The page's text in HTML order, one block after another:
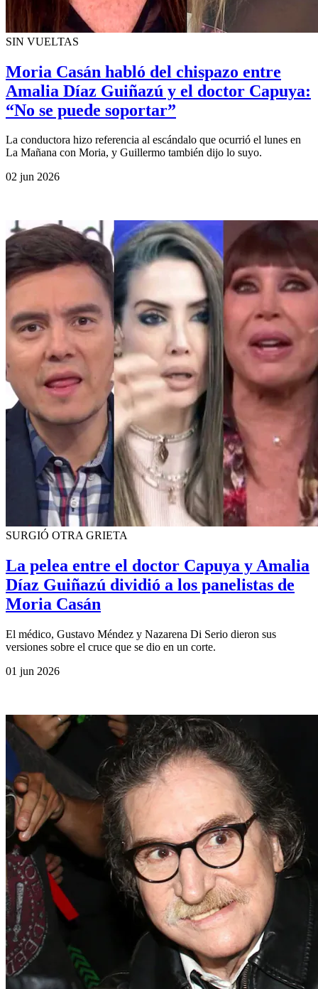
SIN VUELTAS
Moria Casán habló del chispazo entre
Amalia Díaz Guiñazú y el doctor Capuya:
“No se puede soportar”
La conductora hizo referencia al escándalo que ocurrió el lunes en
La Mañana con Moria, y Guillermo también dijo lo suyo.
02 jun 2026
SURGIÓ OTRA GRIETA
La pelea entre el doctor Capuya y Amalia
Díaz Guiñazú dividió a los panelistas de
Moria Casán
El médico, Gustavo Méndez y Nazarena Di Serio dieron sus
versiones sobre el cruce que se dio en un corte.
01 jun 2026